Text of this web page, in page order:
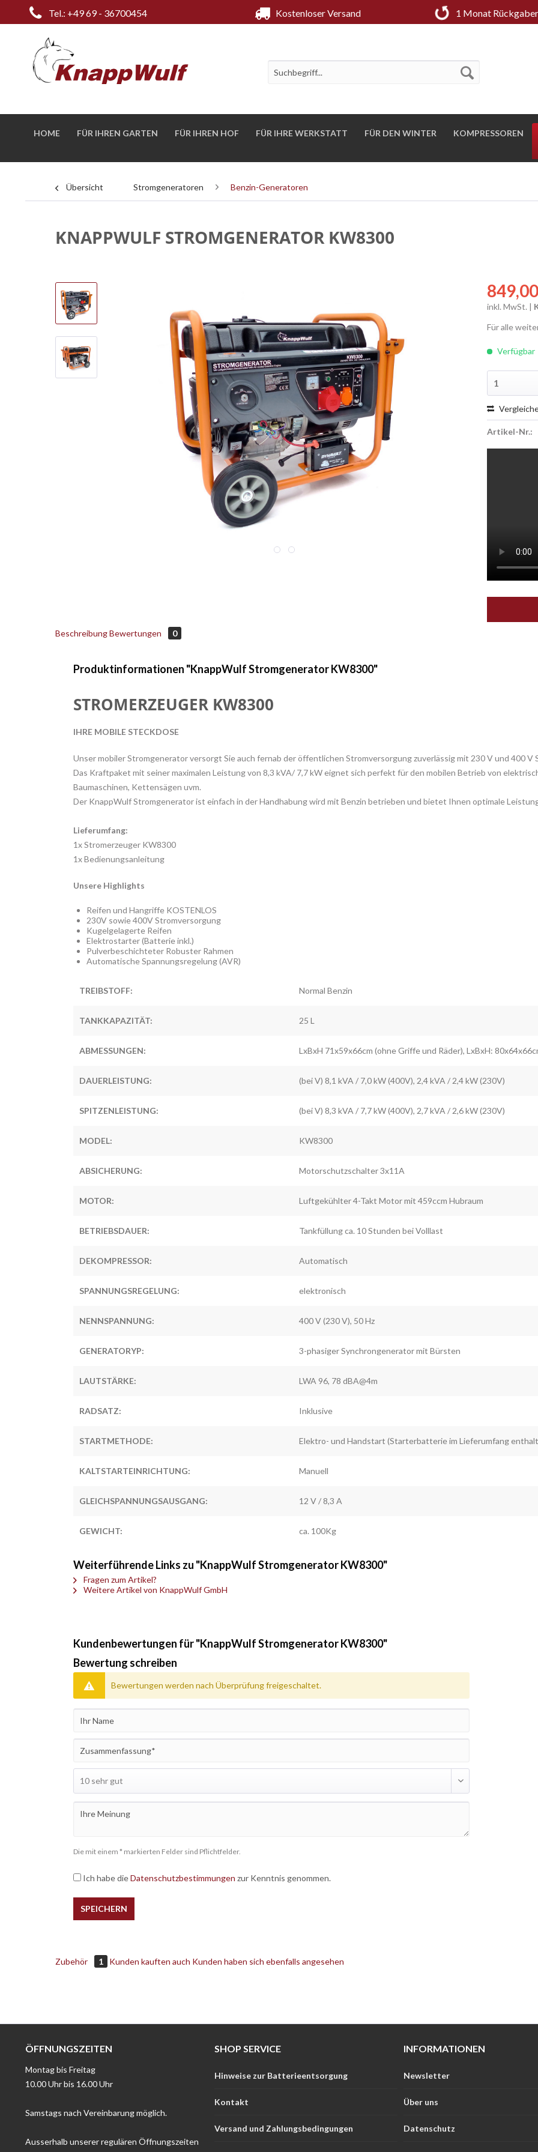
Tel.: +49 69 - 36700454 Kostenloser Versand 1 Monat
HOME FÜR IHREN GARTEN FÜR IHREN HOF FÜR IHRE WERKSTATT FÜR DEN WINTER KOMPRESSOREN
Übersicht Stromgeneratoren Benzin-Generatoren
KNAPPWULF STROMGENERATOR KW8300
inkl. MwSt. |
Für alle
Verfügbar
Artikel-Nr.:
BeschreibungBewertungen 0
Produktinformationen "KnappWulf Stromgenerator KW8300"
STROMERZEUGER KW8300
IHRE MOBILE STECKDOSE
Unser mobiler Stromgenerator versorgt Sie auch fernab der öffentlichen Stromversorgung zuverlässig mit 230 V und 400 V
Das Kraftpaket mit seiner maximalen Leistung von 8,3 kVA/ 7,7 kW eignet sich perfekt für den mobilen Betrieb von
Baumaschinen, Kettensägen uvm.
Der KnappWulf Stromgenerator ist einfach in der Handhabung wird mit Benzin betrieben und bietet Ihnen optimale
Lieferumfang:
1x Stromerzeuger KW8300
1x Bedienungsanleitung
Unsere Highlights
Reifen und Hangriffe KOSTENLOS
230V sowie 400V Stromversorgung
Kugelgelagerte Reifen
Elektrostarter (Batterie inkl.)
Pulverbeschichteter Robuster Rahmen
Automatische Spannungsregelung (AVR)
TREIBSTOFF: Normal Benzin
TANKKAPAZITÄT: 25 L
ABMESSUNGEN: LxBxH 71x59x66cm (ohne Griffe und Räder), LxBxH:
DAUERLEISTUNG: (bei V) 8,1 kVA / 7,0 kW (400V), 2,4 kVA / 2,4 kW (230V)
SPITZENLEISTUNG: (bei V) 8,3 kVA / 7,7 kW (400V), 2,7 kVA / 2,6 kW (230V)
MODEL: KW8300
ABSICHERUNG: Motorschutzschalter 3x11A
MOTOR: Luftgekühlter 4-Takt Motor mit 459ccm Hubraum
BETRIEBSDAUER: Tankfüllung ca. 10 Stunden bei Volllast
DEKOMPRESSOR: Automatisch
SPANNUNGSREGELUNG: elektronisch
NENNSPANNUNG: 400 V (230 V), 50 Hz
GENERATORYP: 3-phasiger Synchrongenerator mit Bürsten
LAUTSTÄRKE: LWA 96, 78 dBA@4m
RADSATZ: Inklusive
STARTMETHODE: Elektro- und Handstart (Starterbatterie im Lieferumfang
KALTSTARTEINRICHTUNG: Manuell
GLEICHSPANNUNGSAUSGANG: 12 V / 8,3 A
GEWICHT: ca. 100Kg
Weiterführende Links zu "KnappWulf Stromgenerator KW8300"
Fragen zum Artikel?
Weitere Artikel von KnappWulf GmbH
Kundenbewertungen für "KnappWulf Stromgenerator KW8300"
Bewertung schreiben
Bewertungen werden nach Überprüfung freigeschaltet.
Die mit einem * markierten Felder sind Pflichtfelder.
Ich habe dieDatenschutzbestimmungen zur Kenntnis genommen.
SPEICHERN
Zubehör 1 Kunden kauften auch Kunden haben sich ebenfalls angesehen
ÖFFNUNGSZEITEN
Montag bis Freitag
10.00 Uhr bis 16.00 Uhr
Samstags nach Vereinbarung möglich.
Ausserhalb unserer regulären Öffnungszeiten
SHOP SERVICE
Hinweise zur Batterieentsorgung
Kontakt
Versand und Zahlungsbedingungen
INFORMATIONEN
Newsletter
Über uns
Datenschutz